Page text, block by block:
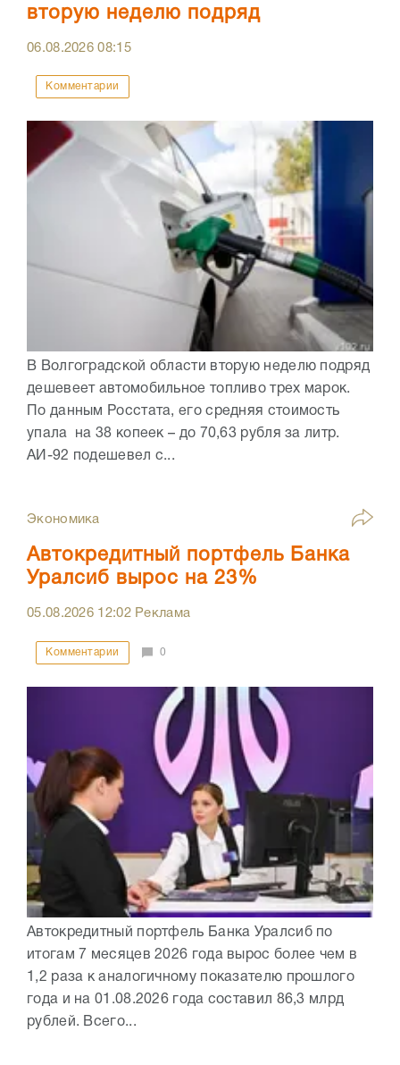
вторую неделю подряд
06.08.202608:15
Комментарии
В Волгоградской области вторую неделю подряд
дешевеет автомобильное топливо трех марок.
По данным Росстата, его средняя стоимость
упала на 38 копеек – до 70,63 рубля за литр.
АИ-92 подешевел с...
Экономика
Автокредитный портфель Банка
Уралсиб вырос на 23%
05.08.2026 12:02Реклама
Комментарии 0
Автокредитный портфель Банка Уралсиб по
итогам 7 месяцев 2026 года вырос более чем в
1,2 раза к аналогичному показателю прошлого
года и на 01.08.2026 года составил 86,3 млрд
рублей. Всего...